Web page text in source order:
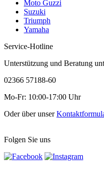
Moto Guzzi
Suzuki
Triumph
Yamaha
Service-Hotline
Unterstützung und Beratung
02366 57188-60
Mo-Fr: 10:00-17:00 Uhr
Oder über unser
Folgen Sie uns